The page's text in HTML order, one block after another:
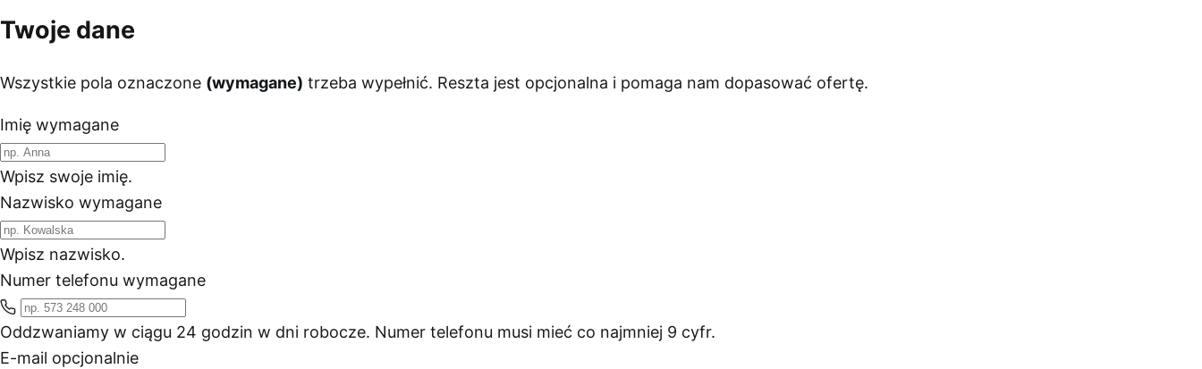
Twoje dane
Wszystkie pola oznaczone (wymagane) trzeba wypełnić. Reszta jest opcjonalna i pomaga nam dopasować ofertę.
Imię wymagane
Wpisz swoje imię.
Nazwisko wymagane
Wpisz nazwisko.
Numer telefonu wymagane
Oddzwaniamy w ciągu 24 godzin w dni robocze. Numer telefonu musi mieć co najmniej 9 cyfr.
E-mail opcjonalnie